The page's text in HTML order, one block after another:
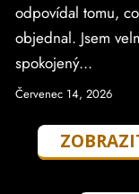
odpovídal tomu,
objednal. Jsem
spokojený...
Červenec 14, 2026